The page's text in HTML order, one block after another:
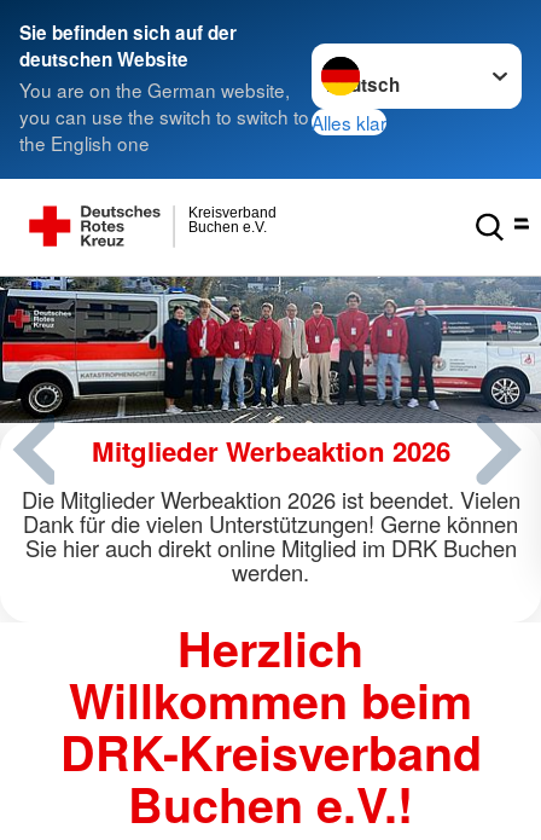
Sie befinden sich auf der
deutschen Website
You are on the German website,
you can use the switch to switch to
the English one
Sprache wechseln zu
Alles klar
Buchen e.V.
Kreisverband
2026
Vielen
Gerne können
DRK Buchen
Wo Lieblingsstücke zu
Kleiderkammer in Buchen wurde
Boutique
Herzlich
Willkommen beim
DRK-Kreisverband
Buchen e.V.!